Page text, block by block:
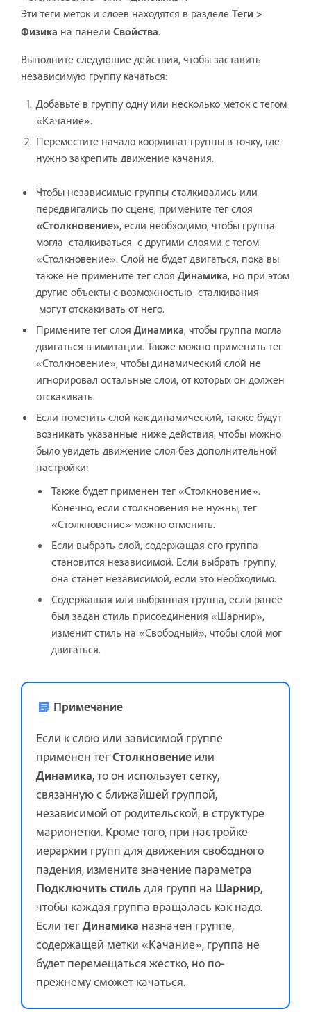
Эти теги меток и слоев находятся в разделе Теги >
Физика на панели Свойства.
Выполните следующие действия, чтобы заставить
независимую группу качаться:
Добавьте в группу одну или несколько меток с тегом
«Качание».
Переместите начало координат группы в точку, где
нужно закрепить движение качания.
Чтобы независимые группы сталкивались или
передвигались по сцене, примените тег слоя
«Столкновение», если необходимо, чтобы группа
могла сталкиваться с другими слоями с тегом
«Столкновение». Слой не будет двигаться, пока вы
также не примените тег слояДинамика, но при этом
другие объекты с возможностью сталкивания
могут отскакивать от него.
Примените тег слояДинамика, чтобы группа могла
двигаться в имитации. Также можно применить тег
«Столкновение», чтобы динамический слой не
игнорировал остальные слои, от которых он должен
отскакивать.
Если пометить слой как динамический, также будут
возникать указанные ниже действия, чтобы можно
было увидеть движение слоя без дополнительной
настройки:
Также будет применен тег «Столкновение».
Конечно, если столкновения не нужны, тег
«Столкновение» можно отменить.
Если выбрать слой, содержащая его группа
становится независимой. Если выбрать группу,
она станет независимой, если это необходимо.
Содержащая или выбранная группа, если ранее
был задан стиль присоединения «Шарнир»,
изменит стиль на «Свободный», чтобы слой мог
двигаться.
Примечание
Если к слою или зависимой группе
применен тегСтолкновение или
Динамика, то он использует сетку,
связанную с ближайшей группой,
независимой от родительской, в структуре
марионетки. Кроме того, при настройке
иерархии групп для движения свободного
падения, измените значение параметра
Подключить стильдля групп на Шарнир,
чтобы каждая группа вращалась как надо.
Если тегДинамика назначен группе,
содержащей метки «Качание», группа не
будет перемещаться жестко, но по-
прежнему сможет качаться.